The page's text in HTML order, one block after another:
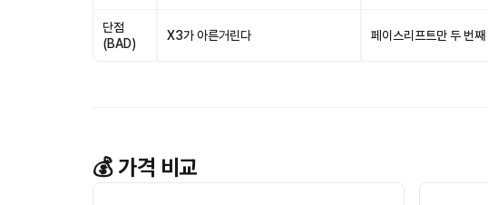
단점
(BAD)
X3가 아른거린다 페이스리프트만 두 번째
💰 가격 비교